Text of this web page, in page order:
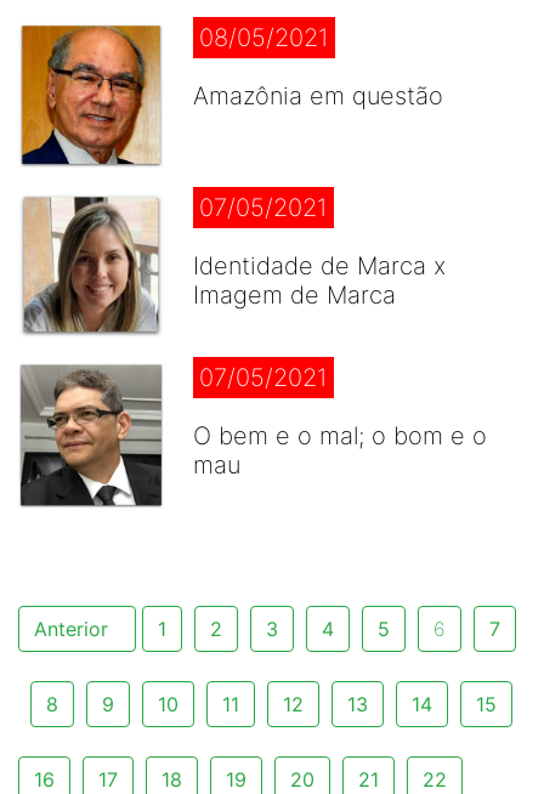
08/05/2021
Amazônia em questão
07/05/2021
Identidade de Marca x
Imagem de Marca
07/05/2021
O bem e o mal; o bom e o
mau
Anterior 1 2 3 4 5 6 7
8 9 10 11 12 13 14 15
16 17 18 19 20 21 22